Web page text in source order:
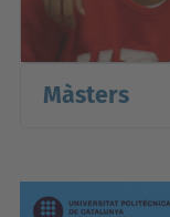
Màsters